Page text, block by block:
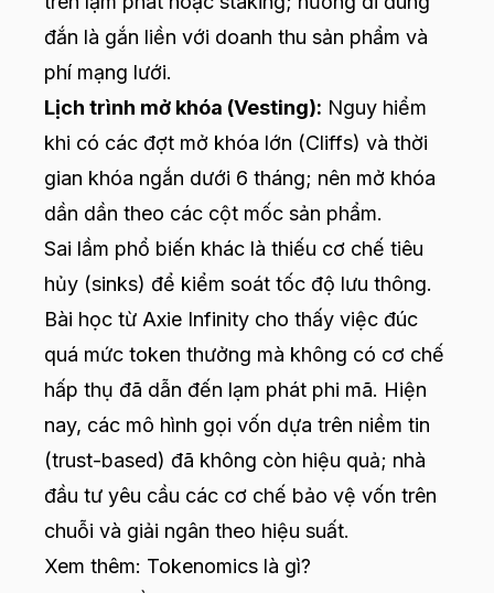
đắn là gắn liền với doanh thu sản phẩm và
phí mạng lưới.
Lịch trình mở khóa (Vesting): Nguy hiểm
khi có các đợt mở khóa lớn (Cliffs) và thời
gian khóa ngắn dưới 6 tháng; nên mở khóa
dần dần theo các cột mốc sản phẩm.
Sai lầm phổ biến khác là thiếu cơ chế tiêu
hủy (sinks) để kiểm soát tốc độ lưu thông.
Bài học từ Axie Infinity cho thấy việc đúc
quá mức token thưởng mà không có cơ chế
hấp thụ đã dẫn đến lạm phát phi mã. Hiện
nay, các mô hình gọi vốn dựa trên niềm tin
(trust-based) đã không còn hiệu quả; nhà
đầu tư yêu cầu các cơ chế bảo vệ vốn trên
chuỗi và giải ngân theo hiệu suất.
Xem thêm: Tokenomics là gì?